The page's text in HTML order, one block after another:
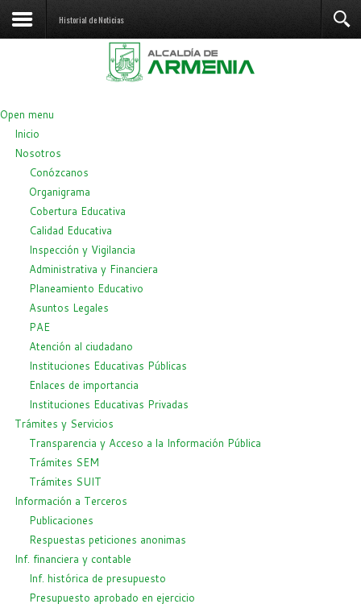
Historial de Noticias
Open menu
Inicio
Nosotros
Conózcanos
Organigrama
Cobertura Educativa
Calidad Educativa
Inspección y Vigilancia
Administrativa y Financiera
Planeamiento Educativo
Asuntos Legales
PAE
Atención al ciudadano
Instituciones Educativas Públicas
Enlaces de importancia
Instituciones Educativas Privadas
Trámites y Servicios
Transparencia y Acceso a la Información Pública
Trámites SEM
Trámites SUIT
Información a Terceros
Publicaciones
Respuestas peticiones anonimas
Inf. financiera y contable
Inf. histórica de presupuesto
Presupuesto aprobado en ejercicio